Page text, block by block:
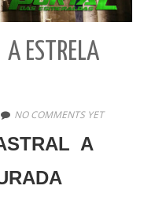
A ESTRELA
NO COMMENTS YET
A